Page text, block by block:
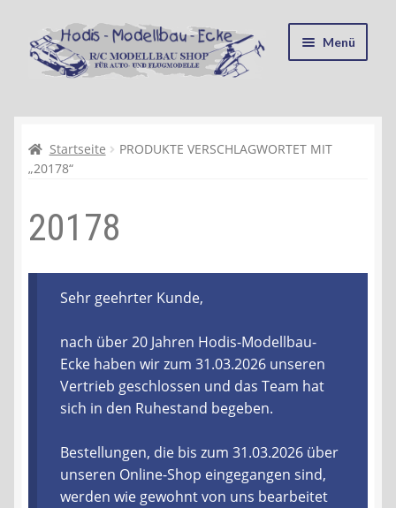
Zur
Navigation
springen
Zum
Inhalt
springen
Menü
Kasse
Recycling, Entsorgung und Umwelt
Shop
Warenkorb
Ablauf einer Bestellung
Zahlungsarten
Startseite
PRODUKTE VERSCHLAGWORTET MIT
„20178“
20178
Sehr geehrter Kunde,
nach über 20 Jahren Hodis-Modellbau-
Ecke haben wir zum 31.03.2026 unseren
Vertrieb geschlossen und das Team hat
sich in den Ruhestand begeben.
Bestellungen, die bis zum 31.03.2026 über
unseren Online-Shop eingegangen sind,
werden wie gewohnt von uns bearbeitet